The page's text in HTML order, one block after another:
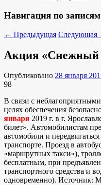
Навигация по записям
← Предыдущая Следующая
Акция «Снежный
Опубликовано 28 января
98
В связи с
целях обеспечения
января 2019 г. в г.
билет». Автомобилистам
автомобили и
транспорте. Проезд в
«маршрутных такси»),
бесплатным, при
транспортного средства и
одновременно).